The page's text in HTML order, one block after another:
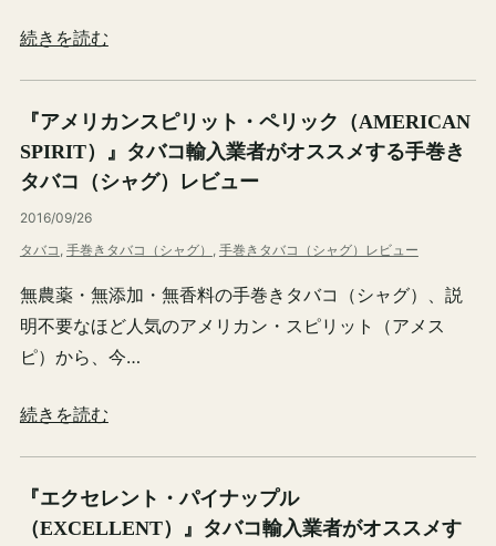
続きを読む
『アメリカンスピリット・ペリック（AMERICAN
SPIRIT）』タバコ輸入業者がオススメする手巻き
タバコ（シャグ）レビュー
2016/09/26
タバコ , 手巻きタバコ（シャグ） , 手巻きタバコ（シャグ）レビュー
無農薬・無添加・無香料の手巻きタバコ（シャグ）、説
明不要なほど人気のアメリカン・スピリット（アメス
ピ）から、今…
続きを読む
『エクセレント・パイナップル
（EXCELLENT）』タバコ輸入業者がオススメす